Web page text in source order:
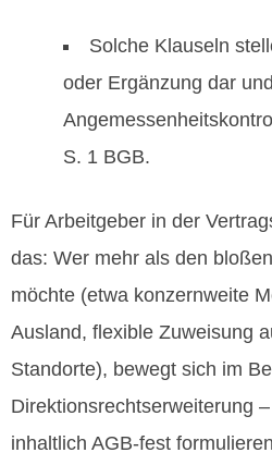
Solche Klauseln
oder Ergänzung dar
S. 1 BGB.
Für Arbeitgeber in der
das: Wer mehr als den
möchte (etwa konzernweite
Ausland, flexible Zuweisung
Standorte), bewegt sich im
Direktionsrechtserweiterung
inhaltlich AGB‑fest